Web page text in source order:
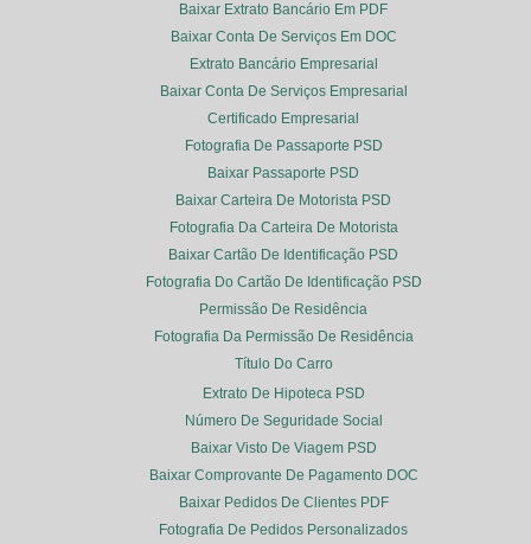
Baixar Extrato Bancário Em PDF
Baixar Conta De Serviços Em DOC
Extrato Bancário Empresarial
Baixar Conta De Serviços Empresarial
Certificado Empresarial
Fotografia De Passaporte PSD
Baixar Passaporte PSD
Baixar Carteira De Motorista PSD
Fotografia Da Carteira De Motorista
Baixar Cartão De Identificação PSD
Fotografia Do Cartão De Identificação PSD
Permissão De Residência
Fotografia Da Permissão De Residência
Título Do Carro
Extrato De Hipoteca PSD
Número De Seguridade Social
Baixar Visto De Viagem PSD
Baixar Comprovante De Pagamento DOC
Baixar Pedidos De Clientes PDF
Fotografia De Pedidos Personalizados